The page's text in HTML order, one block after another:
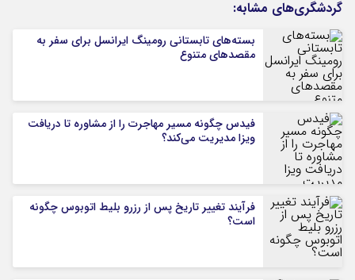
گردشگری‌های مشابه:
بسته‌های تابستانی رومینگ ایرانسل برای سفر به
مقصدهای متنوع
فیدس چگونه مسیر مهاجرت را از مشاوره تا دریافت
ویزا مدیریت می‌کند؟
فرآیند تغییر تاریخ پس از رزرو بلیط اتوبوس چگونه
است؟